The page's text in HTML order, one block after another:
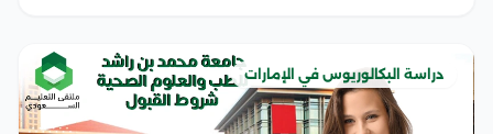
دراسة البكالوريوس في الإمارات